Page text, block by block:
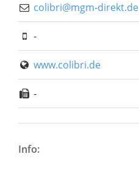
colibri@mgm-direkt.de
-
www.colibri.de
-
Info: